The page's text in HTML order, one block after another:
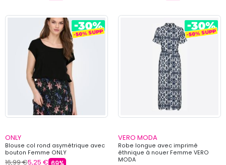
ONLY
Blouse col rond asymétrique avec
bouton Femme ONLY
16,99 €5,25 € 69%
VERO MODA
Robe longue avec imprimé
éthnique à nouer Femme VERO
MODA